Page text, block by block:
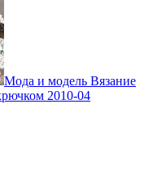
Мода и модель Вязание
2010-04